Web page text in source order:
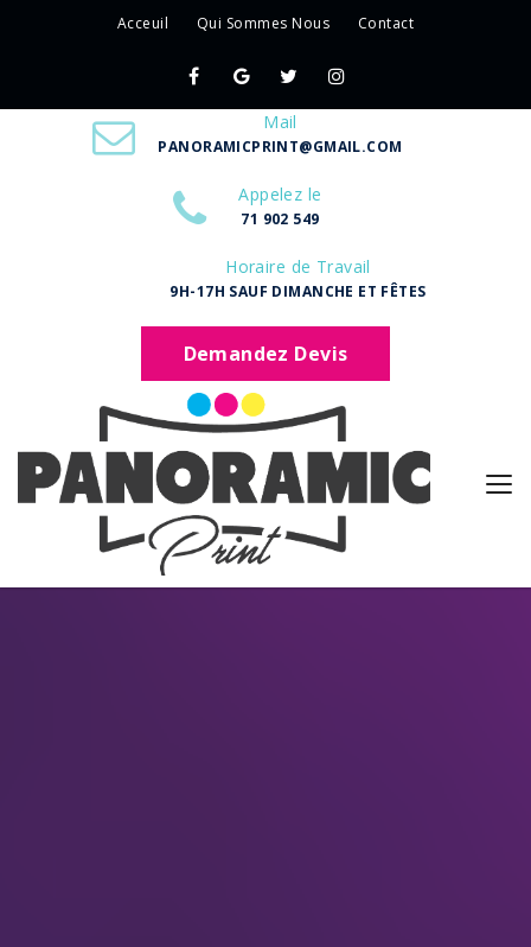
Acceuil Qui Sommes Nous Contact
Mail
PANORAMICPRINT@GMAIL.COM
Appelez le
71 902 549
Horaire de Travail
9H-17H SAUF DIMANCHE ET FÊTES
Demandez Devis